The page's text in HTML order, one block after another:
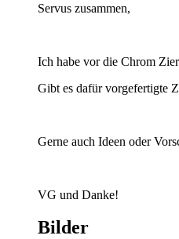
Servus zusammen,
Ich habe vor die Chrom
Gibt es dafür vorgefertigte
Gerne auch Ideen oder
VG und Danke!
Bilder